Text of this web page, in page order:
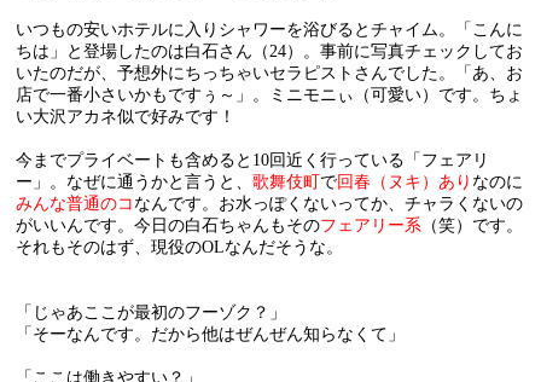
いつもの安いホテルに入りシャワーを浴びるとチャイム。「こんに
ちは」と登場したのは白石さん（24）。事前に写真チェックしてお
いたのだが、予想外にちっちゃいセラピストさんでした。「あ、お
店で一番小さいかもですぅ～」。ミニモニぃ（可愛い）です。ちょ
い大沢アカネ似で好みです！
今までプライベートも含めると10回近く行っている「フェアリ
ー」。なぜに通うかと言うと、 歌舞伎町 で 回春（ヌキ）あり なのに
みんな普通のコ なんです。お水っぽくないってか、チャラくないの
がいいんです。今日の白石ちゃんもそのフェアリー系 （笑）です。
それもそのはず、現役のOLなんだそうな。
「じゃあここが最初のフーゾク？」
「そーなんです。だから他はぜんぜん知らなくて」
「ここは働きやすい？」